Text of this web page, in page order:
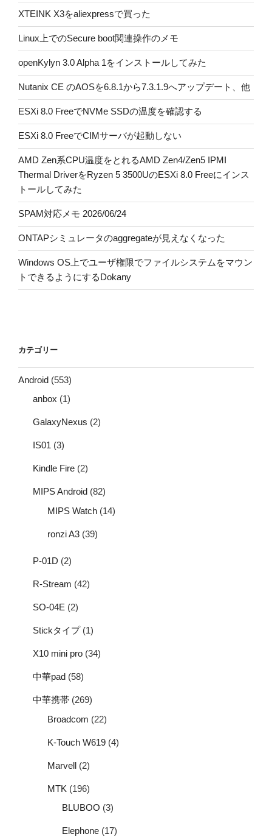
XTEINK X3をaliexpressで買った
Linux上でのSecure boot関連操作のメモ
openKylyn 3.0 Alpha 1をインストールしてみた
Nutanix CE のAOSを6.8.1から7.3.1.9へアップデート、他
ESXi 8.0 FreeでNVMe SSDの温度を確認する
ESXi 8.0 FreeでCIMサーバが起動しない
AMD Zen系CPU温度をとれるAMD Zen4/Zen5 IPMI
Thermal DriverをRyzen 5 3500UのESXi 8.0 Freeにインス
トールしてみた
SPAM対応メモ 2026/06/24
ONTAPシミュレータのaggregateが見えなくなった
Windows OS上でユーザ権限でファイルシステムをマウン
トできるようにするDokany
カテゴリー
Android (553)
anbox (1)
GalaxyNexus (2)
IS01 (3)
Kindle Fire (2)
MIPS Android (82)
MIPS Watch (14)
ronzi A3 (39)
P-01D (2)
R-Stream (42)
SO-04E (2)
Stickタイプ(1)
X10 mini pro (34)
中華pad (58)
中華携帯 (269)
Broadcom (22)
K-Touch W619 (4)
Marvell (2)
MTK (196)
BLUBOO (3)
Elephone (17)